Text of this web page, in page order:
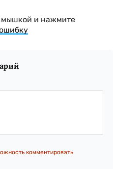
мышкой и нажмите
комментировать